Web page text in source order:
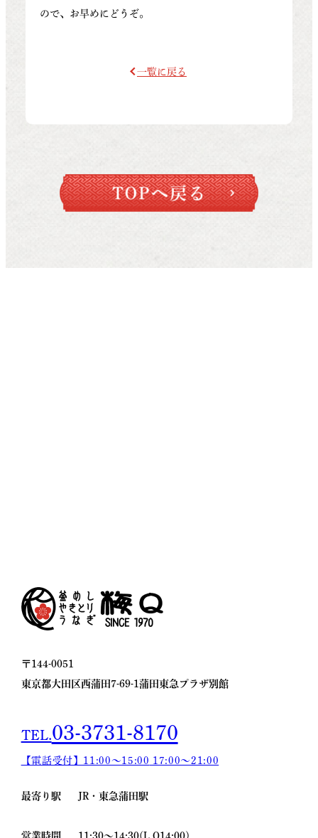
ので、お早めにどうぞ。
一覧に戻る
〒144-0051
東京都大田区西蒲田7-69-1 蒲田東急プラザ別館
TEL.03-3731-8170
【電話受付】11:00〜15:00 17:00〜21:00
最寄り駅 JR・東急蒲田駅
営業時間 11:30～14:30(L.O14:00)